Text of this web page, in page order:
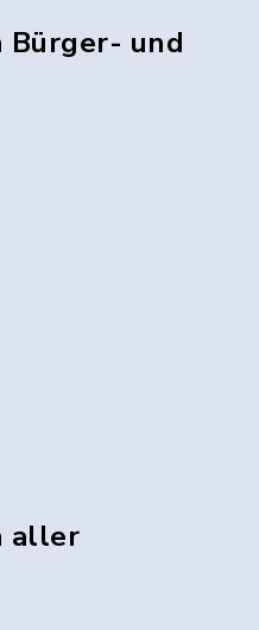
Bürger- und
aller